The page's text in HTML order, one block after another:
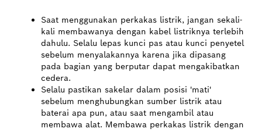
Saat menggunakan perkakas listrik, jangan sekali-
kali membawanya dengan kabel listriknya terlebih
dahulu. Selalu lepas kunci pas atau kunci penyetel
sebelum menyalakannya karena jika dipasang
pada bagian yang berputar dapat mengakibatkan
cedera.
Selalu pastikan sakelar dalam posisi 'mati'
sebelum menghubungkan sumber listrik atau
baterai apa pun, atau saat mengambil atau
membawa alat. Membawa perkakas listrik dengan